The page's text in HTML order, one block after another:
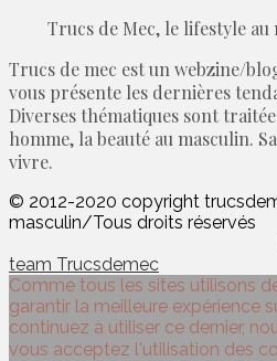
Trucs de Mec, le lifestyle au
Trucs de mec est un webzine/
vous présente les dernières
Diverses thématiques sont
homme, la beauté au masculin.
vivre.
© 2012-2020 copyright
masculin/Tous droits réservés
team Trucsdemec
Comme tous les sites utilisons
garantir la meilleure expérience
continuez à utiliser ce dernier,
vous acceptez l'utilisation des